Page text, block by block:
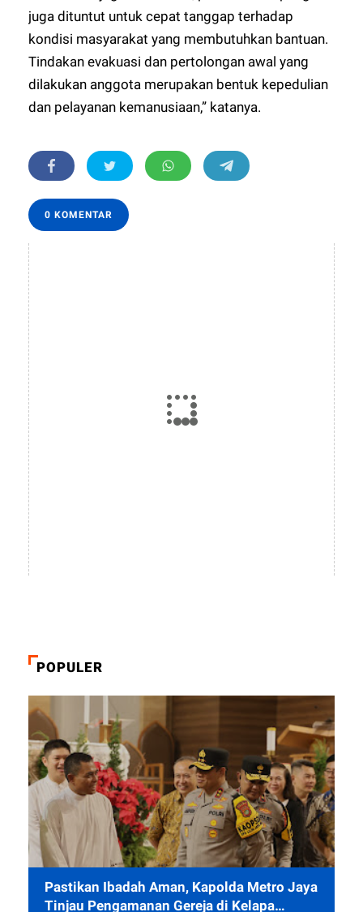
juga dituntut untuk cepat tanggap terhadap
kondisi masyarakat yang membutuhkan bantuan.
Tindakan evakuasi dan pertolongan awal yang
dilakukan anggota merupakan bentuk kepedulian
dan pelayanan kemanusiaan,” katanya.
0 KOMENTAR
POPULER
Pastikan Ibadah Aman, Kapolda Metro Jaya
Tinjau Pengamanan Gereja di Kelapa